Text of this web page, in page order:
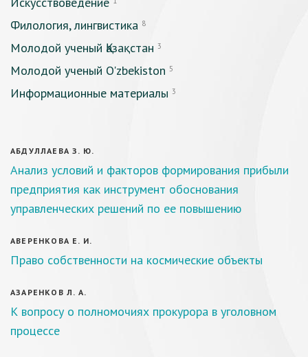
Филология, лингвистика 8
Молодой ученый Қазақстан 3
Молодой ученый O'zbekiston 5
Информационные материалы 3
АБДУЛЛАЕВА З. Ю.
Анализ условий и факторов формирования прибыли
предприятия как инструмент обоснования
управленческих решений по ее повышению
АВЕРЕНКОВА Е. И.
Право собственности на космические объекты
АЗАРЕНКОВ Л. А.
К вопросу о полномочиях прокурора в уголовном
процессе